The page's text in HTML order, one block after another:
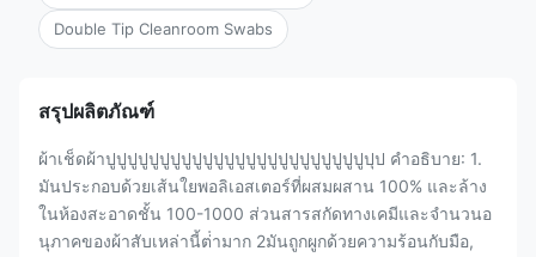
Double Tip Cleanroom Swabs
สรุปผลิตภัณฑ์
ผ้าเช็ดผ้าปูปูปูปูปูปูปูปูปูปูปูปูปูปูปูปูปูปูปูปูปูปูปูปูปุป คําอธิบาย: 1.
มันประกอบด้วยเส้นใยพอลิเอสเตอร์ที่ผสมผสาน 100% และล้าง
ในห้องสะอาดชั้น 100-1000 ส่วนสารสกัดทางเคมีและจํานวนอ
นุภาคของผ้าสับเหล่านี้ต่ํามาก 2มันถูกผูกด้วยความร้อนกับมือ,